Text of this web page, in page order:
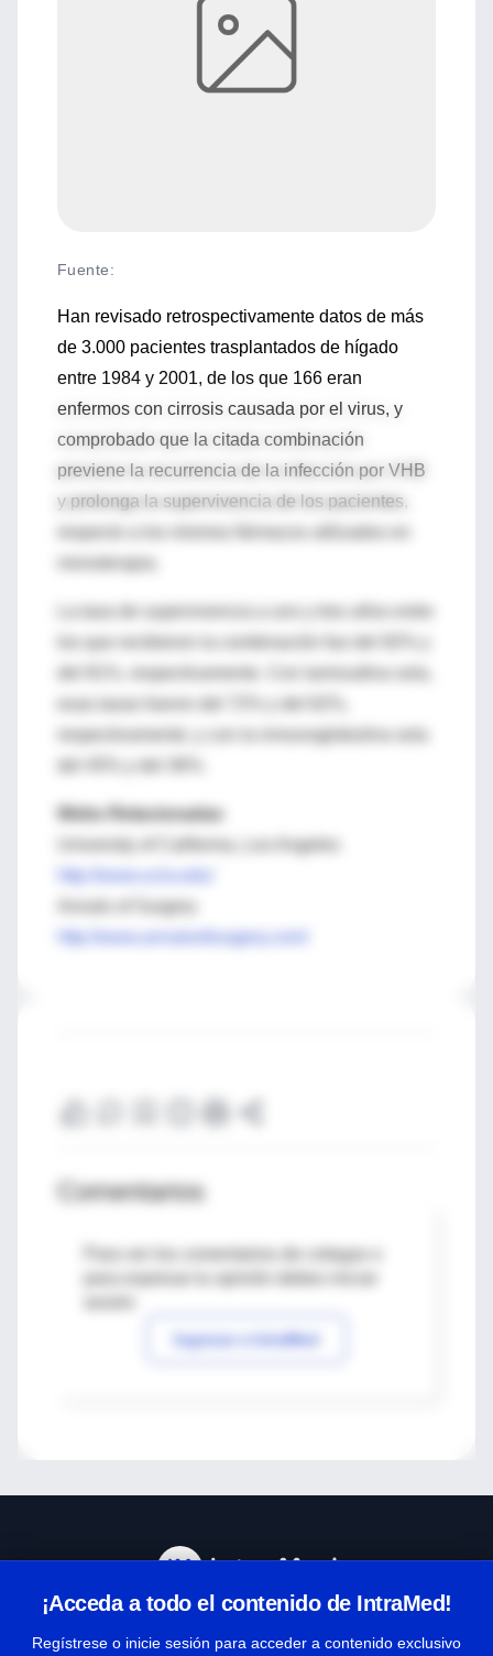
Fuente:
Han revisado retrospectivamente datos de más
de 3.000 pacientes trasplantados de hígado
entre 1984 y 2001, de los que 166 eran
enfermos con cirrosis causada por el virus, y
comprobado que la citada combinación
previene la recurrencia de la infección por VHB
y prolonga la supervivencia de los pacientes,
monoterapia.
La tasa de supervivencia a uno y tres años entre
respectivamente; y con la inmunoglobulina sola
Webs Relacionadas
University of California, Los Angeles
Annals of Surgery
http://www.annalsofsurgery.com/
Comentarios
Para ver los comentarios de colegas o
Ingresar a IntraMed
¡Acceda a todo el contenido de IntraMed!
Regístrese o inicie sesión para acceder a contenido exclusivo